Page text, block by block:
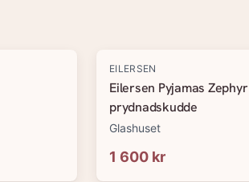
EILERSEN
Eilersen Pyjamas Zephyr
prydnadskudde
Glashuset
1 600 kr